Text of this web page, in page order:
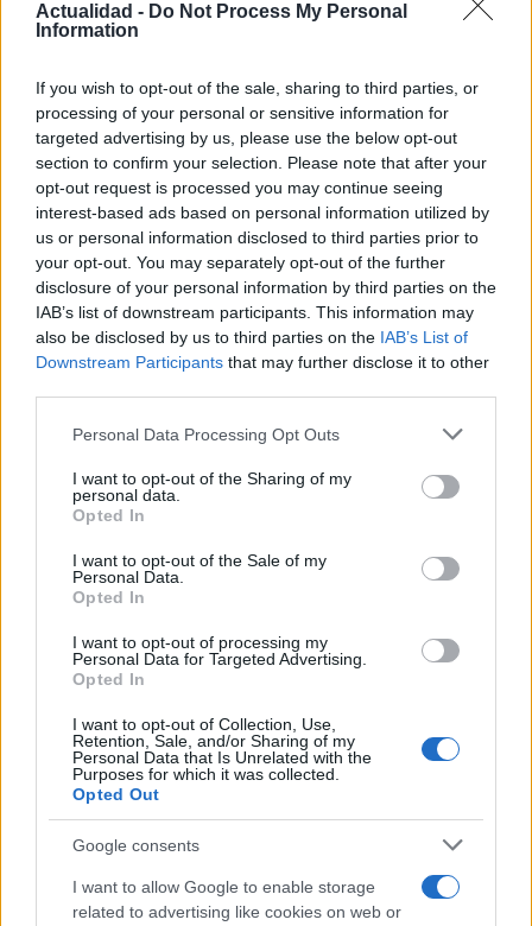
Actualidad - Do Not Process My Personal
Information
If you wish to opt-out of the sale, sharing to third parties, or
processing of your personal or sensitive information for
targeted advertising by us, please use the below opt-out
section to confirm your selection. Please note that after your
opt-out request is processed you may continue seeing
interest-based ads based on personal information utilized by
us or personal information disclosed to third parties prior to
your opt-out. You may separately opt-out of the further
disclosure of your personal information by third parties on the
IAB’s list of downstream participants. This information may
also be disclosed by us to third parties on the IAB’s List of
Downstream Participants that may further disclose it to other
Please note that this website/app uses one or more Google
not limited to your visit or usage behaviour. You may click to
grant or deny consent to Google and its third-party tags to
use your data for below specified purposes in below Google
consent section.
Personal Data Processing Opt Outs
I want to opt-out of the Sharing of my
personal data.
Opted In
I want to opt-out of the Sale of my
Personal Data.
Opted In
I want to opt-out of processing my
Personal Data for Targeted Advertising.
Opted In
I want to opt-out of Collection, Use,
Retention, Sale, and/or Sharing of my
Personal Data that Is Unrelated with the
Purposes for which it was collected.
Opted Out
Google consents
I want to allow Google to enable storage
related to advertising like cookies on web or
Métricas clave para valorar amistosos y
sesiones de entrenamiento
Transforma los datos de pretemporada en estrategias
ganadoras…
DEPORTES
Guía completa para ver los partidos de
fútbol más importantes de la semana
El fútbol está en pleno apogeo con partidos…
DEPORTES